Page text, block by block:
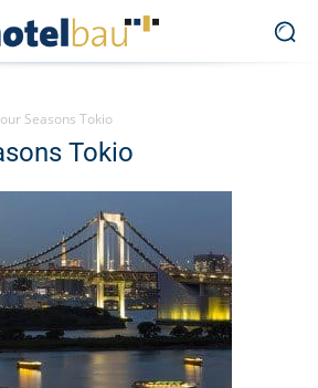
Seasons Tokio
Tokio